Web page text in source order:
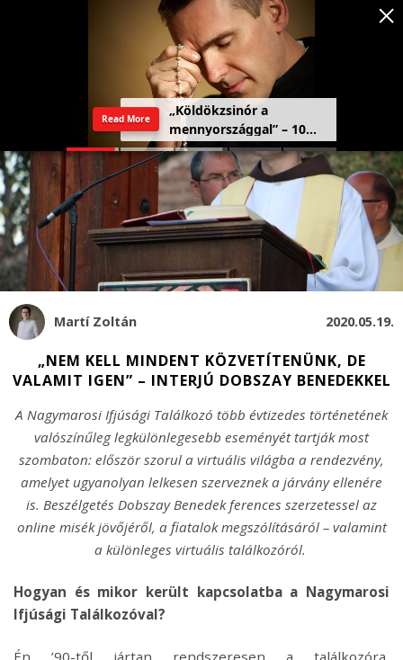
Martí Zoltán 2020.05.19.
„NEM KELL MINDENT KÖZVETÍTENÜNK, DE
VALAMIT IGEN” – INTERJÚ DOBSZAY BENEDEKKEL
A Nagymarosi Ifjúsági Találkozó több évtizedes történetének
valószínűleg legkülönlegesebb eseményét tartják most
szombaton: először szorul a virtuális világba a rendezvény,
amelyet ugyanolyan lelkesen szerveznek a járvány ellenére
is. Beszélgetés Dobszay Benedek ferences szerzetessel az
online misék jövőjéről, a fiatalok megszólításáról – valamint
a különleges virtuális találkozóról.
Szeretetország: a haza,
amely a szívben kezdődik
Read More
Hogyan és mikor került kapcsolatba a Nagymarosi
Ifjúsági Találkozóval?
Én ’90-től jártan rendszeresen a találkozóra,